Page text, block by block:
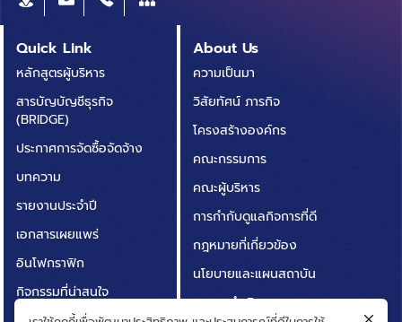
Quick Link
หลักสูตรผู้บริหาร
สารบัญบัญชีธุรกิจ
(BRIDGE)
ประกาศการจัดซื้อจัดจ้าง
บทความ
รายงานประจำปี
เอกสารเผยแพร่
อินโฟกราฟิก
กิจกรรมที่น่าสนใจ
About Us
ความเป็นมา
วิสัยทัศน์ ภารกิจ
โครงสร้างองค์กร
คณะกรรมการ
คณะผู้บริหาร
การกำกับดูแลกิจการที่ดี
กฎหมายที่เกี่ยวข้อง
นโยบายและแผนสถาบัน
ผลการดำเนินงาน